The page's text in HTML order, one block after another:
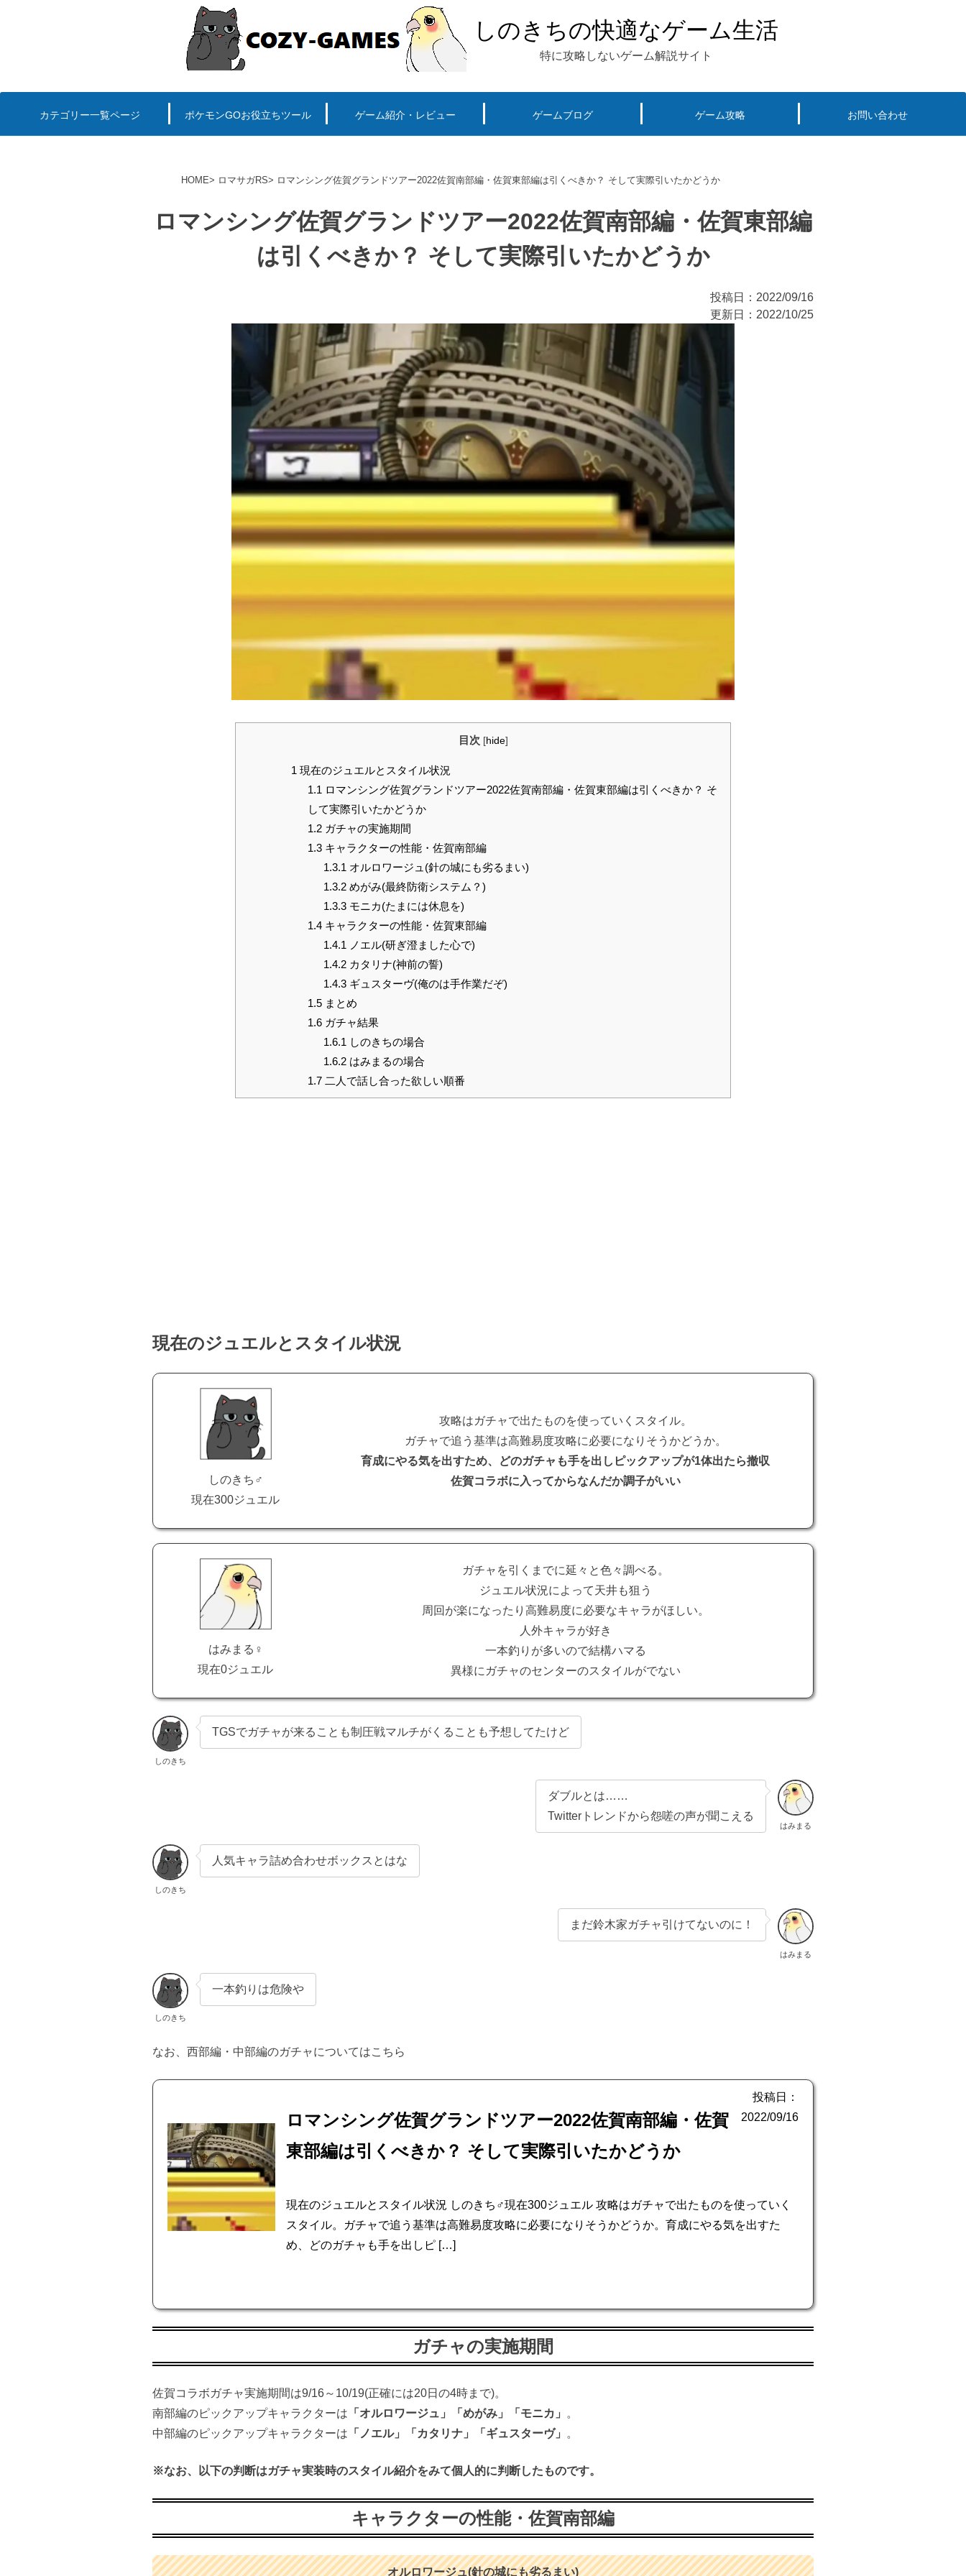
へ
しのきちの快適なゲーム生活
特に攻略しないゲーム解説サイト
ダブルガチャだと？
プレイヤーのジュエルを
これ以上欲するか！
カテゴリー一覧ページ ポケモンGOお役立ちツール ゲーム紹介・レビュー ゲームブログ ゲーム攻略 お問い合わせ
HOME ロマサガRS ロマンシング佐賀グランドツアー2022佐賀南部編・佐賀東部編は引くべきか？ そして実際引いたかどうか
ロマンシング佐賀グランドツアー2022佐賀南部編・佐賀東部編
は引くべきか？ そして実際引いたかどうか
投稿日：2022/09/16
更新日：2022/10/25
目次 [hide]
1 現在のジュエルとスタイル状況
1.1 ロマンシング佐賀グランドツアー2022佐賀南部編・佐賀東部編は引くべきか？ そ
して実際引いたかどうか
1.2ガチャの実施期間
1.3キャラクターの性能・佐賀南部編
1.3.1 オルロワージュ(針の城にも劣るまい)
1.3.2 めがみ(最終防衛システム？)
1.3.3 モニカ(たまには休息を)
1.4キャラクターの性能・佐賀東部編
1.4.1 ノエル(研ぎ澄ました心で)
1.4.2 カタリナ(神前の誓)
1.4.3 ギュスターヴ(俺のは手作業だぞ)
1.5まとめ
1.6ガチャ結果
1.6.1 しのきちの場合
1.6.2 はみまるの場合
1.7二人で話し合った欲しい順番
現在のジュエルとスタイル状況
しのきち♂
現在300ジュエル
攻略はガチャで出たものを使っていくスタイル。
ガチャで追う基準は高難易度攻略に必要になりそうかどうか。
育成にやる気を出すため、どのガチャも手を出しピックアップが1体出たら撤収
佐賀コラボに入ってからなんだか調子がいい
はみまる♀
現在0ジュエル
ガチャを引くまでに延々と色々調べる。
ジュエル状況によって天井も狙う
周回が楽になったり高難易度に必要なキャラがほしい。
人外キャラが好き
一本釣りが多いので結構ハマる
異様にガチャのセンターのスタイルがでない
しのきち
TGSでガチャが来ることも制圧戦マルチがくることも予想してたけど
はみまる
ダブルとは……
Twitterトレンドから怨嗟の声が聞こえる
しのきち
人気キャラ詰め合わせボックスとはな
はみまる
まだ鈴木家ガチャ引けてないのに！
しのきち
一本釣りは危険や
なお、西部編・中部編のガチャについてはこちら
ロマンシング佐賀グランドツアー2022佐賀南部編・佐賀
東部編は引くべきか？ そして実際引いたかどうか
投稿日：
2022/09/16
現在のジュエルとスタイル状況 しのきち♂現在300ジュエル 攻略はガチャで出たものを使っていく
スタイル。ガチャで追う基準は高難易度攻略に必要になりそうかどうか。育成にやる気を出すた
め、どのガチャも手を出しピ […]
ガチャの実施期間
佐賀コラボガチャ実施期間は9/16～10/19(正確には20日の4時まで)。
南部編のピックアップキャラクターは 「オルロワージュ」「めがみ」「モニカ」 。
中部編のピックアップキャラクターは 「ノエル」「カタリナ」「ギュスターヴ」 。
※なお、以下の判断はガチャ実装時のスタイル紹介をみて個人的に判断したものです。
キャラクターの性能・佐賀南部編
オルロワージュ(針の城にも劣るまい)